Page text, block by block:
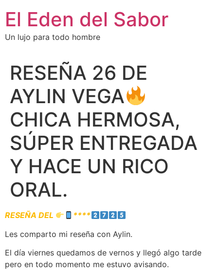
El Eden del Sabor
Un lujo para todo hombre
RESEÑA 26 DE
AYLIN VEGA
CHICA HERMOSA,
SÚPER ENTREGADA
Y HACE UN RICO
ORAL.
RESEÑA DEL
****
Les comparto mi reseña con Aylin.
El día viernes quedamos de vernos y llegó algo tarde
pero en todo momento me estuvo avisando.